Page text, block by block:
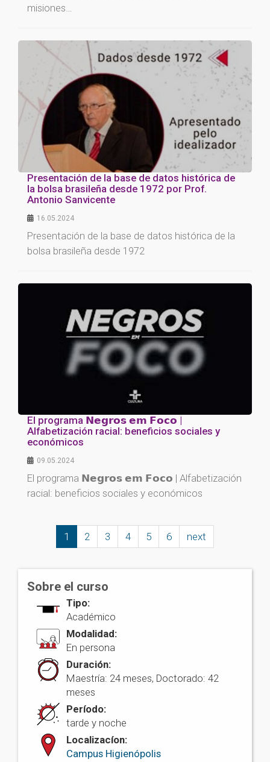
misiones…
Presentación de la base de datos histórica de
la bolsa brasileña desde 1972 por Prof.
Antonio Sanvicente
16.05.2024
Presentación de la base de datos histórica de la
bolsa brasileña desde 1972
El programa 𝗡𝗲𝗴𝗿𝗼𝘀 𝗲𝗺 𝗙𝗼𝗰𝗼 |
Alfabetización racial: beneficios sociales y
económicos
09.05.2024
El programa 𝗡𝗲𝗴𝗿𝗼𝘀 𝗲𝗺 𝗙𝗼𝗰𝗼 | Alfabetización
racial: beneficios sociales y económicos
1 2 3 4 5 6 next
Sobre el curso
Tipo:
Académico
Modalidad:
En persona
Duración:
Maestría: 24 meses, Doctorado: 42
meses
Período:
tarde y noche
Localizacíon:
Campus Higienópolis